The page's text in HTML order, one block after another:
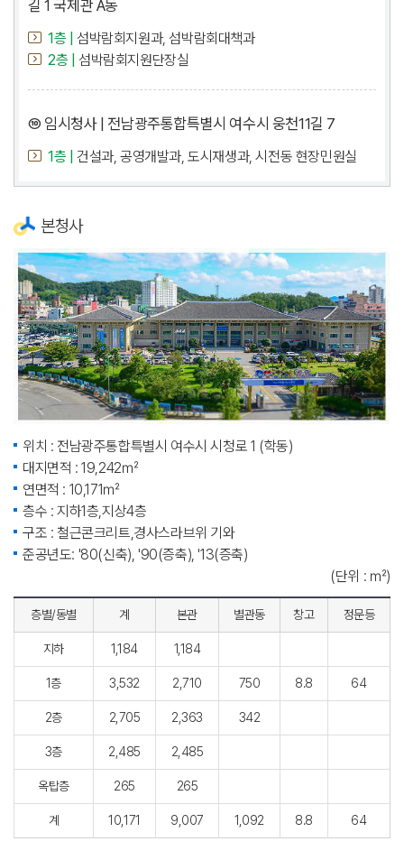
길 1 국제관 A동
1층 |
섬박람회지원과, 섬박람회대책과
2층 |
섬박람회지원단장실
⑩ 임시청사 | 전남광주통합특별시 여수시 웅천11길 7
1층 | 건설과, 공영개발과, 도시재생과, 시전동 현장민원실
본청사
위치 : 전남광주통합특별시 여수시 시청로 1 (학동)
대지면적 : 19,242㎡
연면적 : 10,171㎡
층수 : 지하1층,지상4층
구조 : 철근콘크리트,경사스라브위 기와
준공년도: '80(신축), '90(증축), '13(증축)
(단위 : ㎡)
층별/동별 계 본관 별관동 창고 정문등
지하 1,184 1,184
1층 3,532 2,710 750 8.8 64
2층 2,705 2,363 342
3층 2,485 2,485
옥탑층 265 265
계 10,171 9,007 1,092 8.8 64